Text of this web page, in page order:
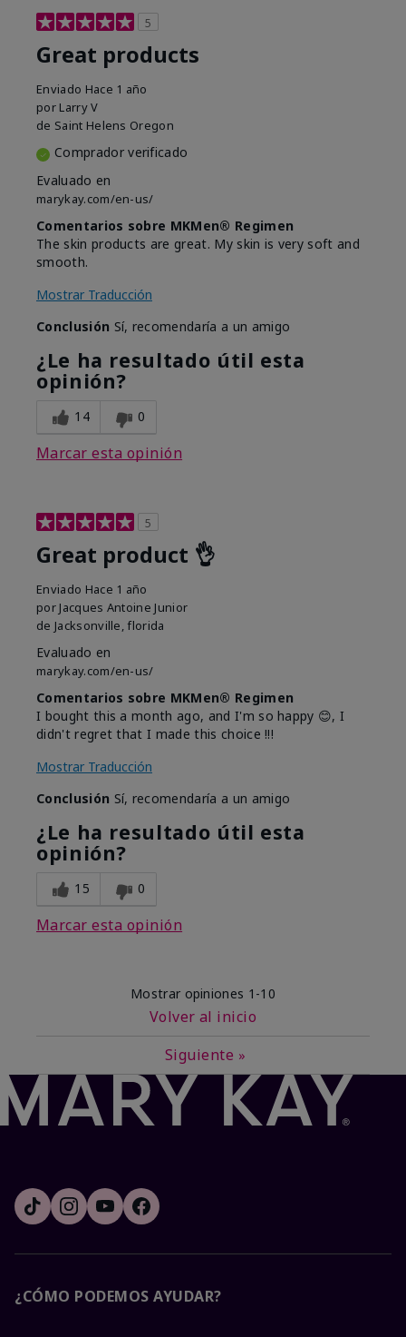
5
Great products
Enviado Hace 1 año
por Larry V
de Saint Helens Oregon
Comprador verificado
Evaluado en
marykay.com/en-us/
Comentarios sobre MKMen® Regimen
The skin products are great. My skin is very soft and
smooth.
Mostrar Traducción
Conclusión Sí, recomendaría a un amigo
¿Le ha resultado útil esta
opinión?
14 0
Marcar esta opinión
5
Great product 👌
Enviado Hace 1 año
por Jacques Antoine Junior
de Jacksonville, florida
Evaluado en
marykay.com/en-us/
Comentarios sobre MKMen® Regimen
I bought this a month ago, and I'm so happy 😊, I
didn't regret that I made this choice !!!
Mostrar Traducción
Conclusión Sí, recomendaría a un amigo
¿Le ha resultado útil esta
opinión?
15 0
Marcar esta opinión
Mostrar opiniones 1-10
Volver al inicio
Siguiente »
¿CÓMO PODEMOS AYUDAR?